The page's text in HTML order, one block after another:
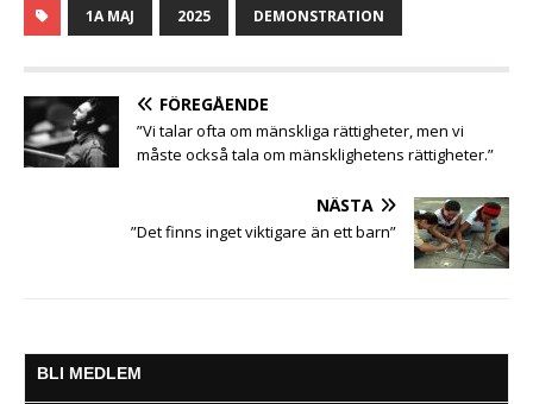
e
o
k
i
t
r
t
p
p
s
s
g
e
r
a
i
l
e
m
l
a
1A MAJ 2025 DEMONSTRATION
FÖREGÅENDE
”Vi talar ofta om mänskliga rättigheter, men vi
måste också tala om mänsklighetens rättigheter.”
NÄSTA
”Det finns inget viktigare än ett barn”
BLI MEDLEM